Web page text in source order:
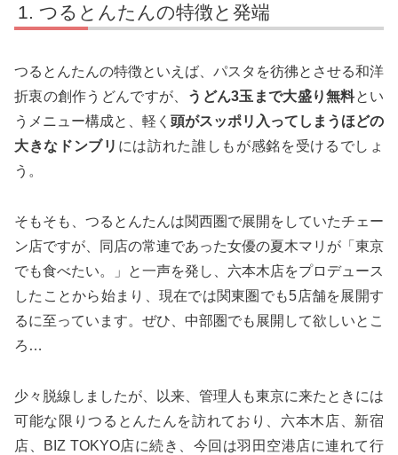
つるとんたんの特徴と発端
つるとんたんの特徴といえば、パスタを彷彿とさせる和洋
折衷の創作うどんですが、 うどん3玉まで大盛り無料とい
うメニュー構成と、軽く 頭がスッポリ入ってしまうほどの
大きなドンブリ には訪れた誰しもが感銘を受けるでしょ
う。
そもそも、つるとんたんは関西圏で展開をしていたチェー
ン店ですが、同店の常連であった女優の夏木マリが「東京
でも食べたい。」と一声を発し、六本木店をプロデュース
したことから始まり、現在では関東圏でも5店舗を展開す
るに至っています。ぜひ、中部圏でも展開して欲しいとこ
ろ…
少々脱線しましたが、以来、管理人も東京に来たときには
可能な限りつるとんたんを訪れており、六本木店、新宿
店、BIZ TOKYO店に続き、今回は羽田空港店に連れて行